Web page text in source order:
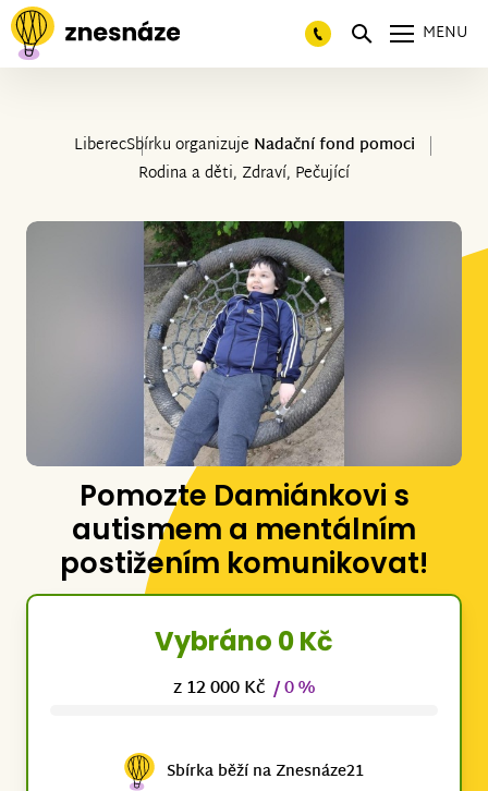
MENU
LiberecSbírku organizuje Nadační fond pomoci
Rodina a děti, Zdraví, Pečující
Pomozte Damiánkovi s
autismem a mentálním
postižením komunikovat!
Vybráno 0 Kč
z 12 000 Kč / 0 %
Sbírka běží na Znesnáze21